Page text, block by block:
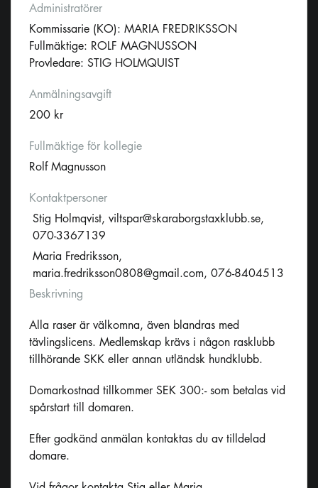
Administratörer
Kommissarie (KO): MARIA FREDRIKSSON
Fullmäktige: ROLF MAGNUSSON
Provledare: STIG HOLMQUIST
Anmälningsavgift
200 kr
Fullmäktige för kollegie
Rolf Magnusson
Kontaktpersoner
Stig Holmqvist, viltspar@skaraborgstaxklubb.se,
070-3367139
Maria Fredriksson,
maria.fredriksson0808@gmail.com, 076-8404513
Beskrivning
Alla raser är välkomna, även blandras med
tävlingslicens. Medlemskap krävs i någon rasklubb
tillhörande SKK eller annan utländsk hundklubb.
Domarkostnad tillkommer SEK 300:- som betalas vid
spårstart till domaren.
Efter godkänd anmälan kontaktas du av tilldelad
domare.